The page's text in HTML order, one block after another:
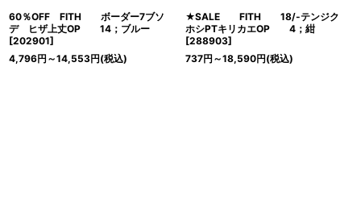
60％OFF FITH ボーダー7ブソ
デ ヒザ上丈OP 14；ブルー
[202901]
4,796円 ～14,553円(税込)
★SALE FITH 18/-テンジク
ホシPTキリカエOP 4；紺
[288903]
737円 ～18,590円(税込)